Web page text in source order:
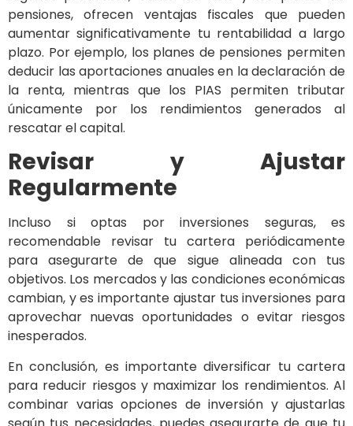
pensiones, ofrecen ventajas fiscales que pueden
aumentar significativamente tu rentabilidad a largo
plazo. Por ejemplo, los planes de pensiones permiten
deducir las aportaciones anuales en la declaración de
la renta, mientras que los PIAS permiten tributar
únicamente por los rendimientos generados al
rescatar el capital.
Revisar y Ajustar
Regularmente
Incluso si optas por inversiones seguras, es
recomendable revisar tu cartera periódicamente
para asegurarte de que sigue alineada con tus
objetivos. Los mercados y las condiciones económicas
cambian, y es importante ajustar tus inversiones para
aprovechar nuevas oportunidades o evitar riesgos
inesperados.
En conclusión, es importante diversificar tu cartera
para reducir riesgos y maximizar los rendimientos. Al
combinar varias opciones de inversión y ajustarlas